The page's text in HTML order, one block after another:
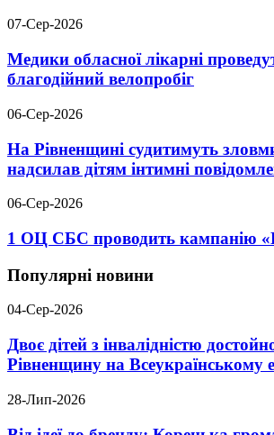
07-Сер-2026
Медики обласної лікарні
благодійний велопробіг
06-Сер-2026
На Рівненщині судитимуть
надсилав дітям інтимні
06-Сер-2026
1 ОЦ СБС проводить кампанію
Популярні новини
04-Сер-2026
Двоє дітей з інвалідністю
Рівненщину на Всеукраїнському
28-Лип-2026